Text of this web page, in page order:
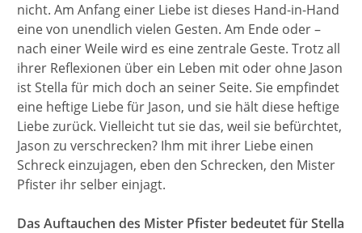
nicht. Am Anfang einer Liebe ist dieses Hand-in-Hand
eine von unendlich vielen Gesten. Am Ende oder –
nach einer Weile wird es eine zentrale Geste. Trotz all
ihrer Reflexionen über ein Leben mit oder ohne Jason
ist Stella für mich doch an seiner Seite. Sie empfindet
eine heftige Liebe für Jason, und sie hält diese heftige
Liebe zurück. Vielleicht tut sie das, weil sie befürchtet,
Jason zu verschrecken? Ihm mit ihrer Liebe einen
Schreck einzujagen, eben den Schrecken, den Mister
Pfister ihr selber einjagt.
Das Auftauchen des Mister Pfister bedeutet für Stella